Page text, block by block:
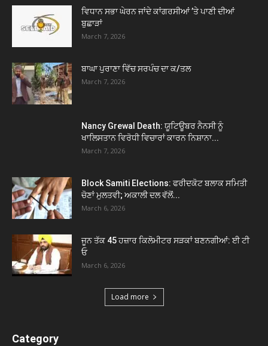
ਵਿਧਾਨ ਸਭਾ ਘੇਰਨ ਜਾਂਦੇ ਕਾਂਗਰਸੀਆਂ ’ਤੇ ਪਾਣੀ ਦੀਆਂ
ਬੁਛਾੜਾਂ
March 7, 2026
ਬਾਘਾ ਪੁਰਾਣਾ ਵਿੱਚ ਸਰਪੰਚ ਦਾ ਕ/ਤਲ
March 7, 2026
Nancy Grewal Death: ਯੂਟਿਊਬਰ ਨੈਨਸੀ ਨੂੰ
ਖਾਲਿਸਤਾਨ ਵਿਰੋਧੀ ਵਿਚਾਰਾਂ ਕਾਰਨ ਨਿਸ਼ਾਨਾ...
March 7, 2026
Block Samiti Elections: ਫਰੀਦਕੋਟ ਬਲਾਕ ਸਮਿਤੀ
ਚੋਣਾਂ ਮੁਲਤਵੀ; ਅਕਾਲੀ ਦਲ ਵੱਲੋਂ...
March 6, 2026
ਜੂਨ ਤੱਕ 45 ਹਜ਼ਾਰ ਕਿਲੋਮੀਟਰ ਸੜਕਾਂ ਬਣਨਗੀਆਂ: ਈ ਟੀ
ਓ
March 6, 2026
Load more
Category